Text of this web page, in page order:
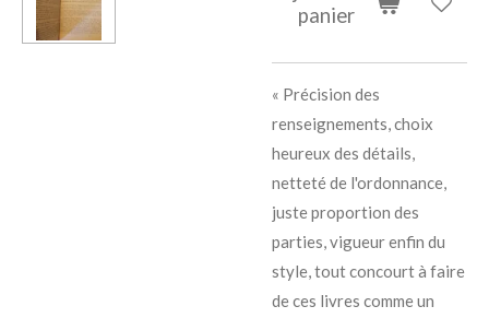
panier
« Précision des
renseignements, choix
heureux des détails,
netteté de l'ordonnance,
juste proportion des
parties, vigueur enfin du
style, tout concourt à faire
de ces livres comme un